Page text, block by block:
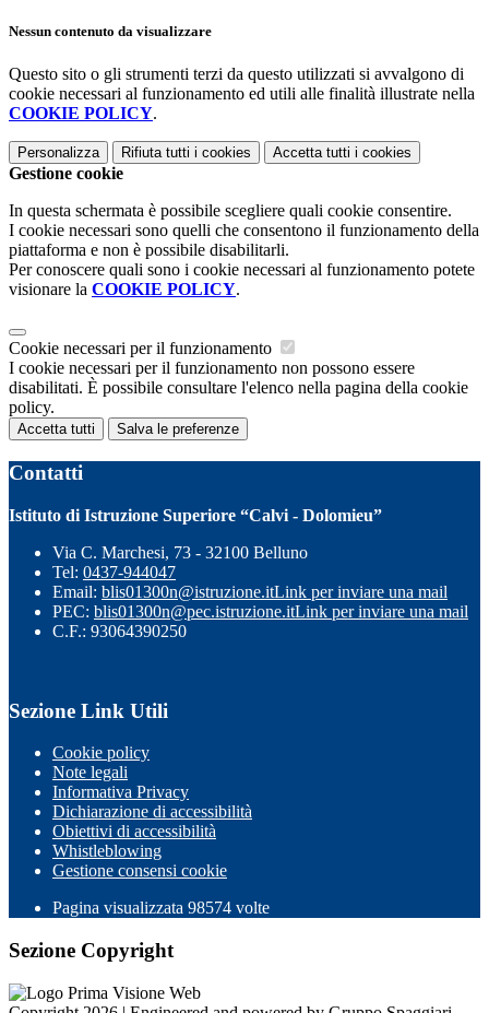
Nessun contenuto da visualizzare
Questo sito o gli strumenti terzi da questo utilizzati si avvalgono di
cookie necessari al funzionamento ed utili alle finalità illustrate nella
COOKIE POLICY.
Personalizza Rifiuta tutti i cookies Accetta tutti i cookies
Gestione cookie
In questa schermata è possibile scegliere quali cookie consentire.
I cookie necessari sono quelli che consentono il funzionamento della
piattaforma e non è possibile disabilitarli.
Per conoscere quali sono i cookie necessari al funzionamento potete
visionare la COOKIE POLICY.
Cookie necessari per il funzionamento
I cookie necessari per il funzionamento non possono essere
disabilitati. È possibile consultare l'elenco nella pagina della cookie
policy.
Accetta tutti Salva le preferenze
Contatti
Istituto di Istruzione Superiore “Calvi - Dolomieu”
Via C. Marchesi, 73 - 32100 Belluno
Tel: 0437-944047
Email: blis01300n@istruzione.itLink per inviare una mail
PEC: blis01300n@pec.istruzione.itLink per inviare una mail
C.F.: 93064390250
Sezione Link Utili
Cookie policy
Note legali
Informativa Privacy
Dichiarazione di accessibilità
Obiettivi di accessibilità
Whistleblowing
Gestione consensi cookie
Pagina visualizzata 98574 volte
Sezione Copyright